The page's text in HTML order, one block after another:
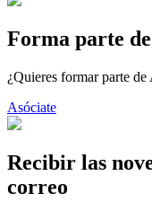
Forma parte
¿Quieres formar parte
Asóciate
Recibir las
correo